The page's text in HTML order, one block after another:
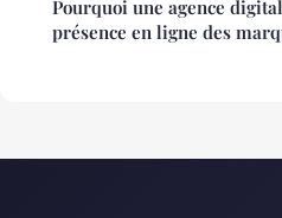
Pourquoi une agence
présence en ligne des